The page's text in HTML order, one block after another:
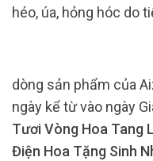
héo, úa, hỏng hóc do
dòng sản phẩm của
ngày kể từ vào ngày
Tươi Vòng Hoa Tang
Điện Hoa Tặng Sinh